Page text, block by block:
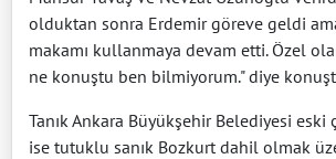
olduktan sonra Erdemir göreve geldi
makamı kullanmaya devam etti. Özel
ne konuştu ben bilmiyorum." diye
Tanık Ankara Büyükşehir Belediyesi eski
ise tutuklu sanık Bozkurt dahil olmak